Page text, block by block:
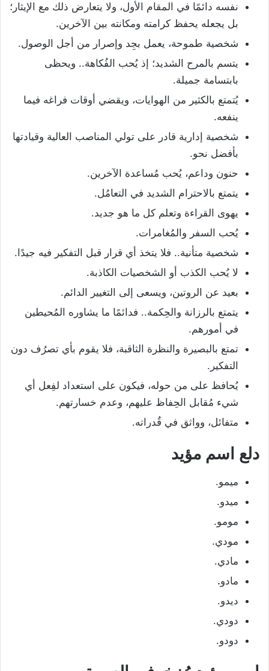
نفسه دائمًا في المقام الأول، ولا يتعارض ذلك مع الإيثار؛
بل يجعله يحفظ كرامته ومكانته بين الآخرين.
شخصية طموحة، يعمل بجِد وإصرار من أجل الوصول.
يتسم بالمرح الشديد؛ إذ يُحب الفُكاهة.. ويحظى
بابتسامة جميلة.
يُتمتع بالكثير من الهوايات، ويقضي أوقات فراغه فيما
ينفعه.
شخصية إدارية قادر على تولي المناصب العالية وقيادتها
بأفضل نحو.
حنون وداعم، يُحب مُساعدة الآخرين.
يتمتع بالاحترام الشديد في التعامُل.
يهوى القراءة وتعلم كل ما هو جديد.
يُحب السفر والمُغامرات.
شخصية متأنية.. فلا يتخذ أي قرار قبل التفكير فيه جيدًا.
لا يُحب الكذب أو الشخصيات الكاذبة.
بعيد عن الروتين، ويسعى إلى التغيير الدائم.
يتمتع بالرزانة والحِكمة.. فدائمًا ما يشاوره المُحيطين
في أمورهم.
تمتع بالبصيرة والنظرة الثاقبة، فلا يقوم بأي تصرُف دون
التفكير.
يُحافظ على من حوله، فيكون على استعداد لفِعل أي
شيء مُقابل الحِفاظ عليهم، وعدم خسارتهم.
متفائل، وواثق في قُدراته.
دلع اسم مؤيد
ميمو.
ميدو.
مومو.
مودي.
مادي.
مادو.
ديدو.
دودي.
دودو.